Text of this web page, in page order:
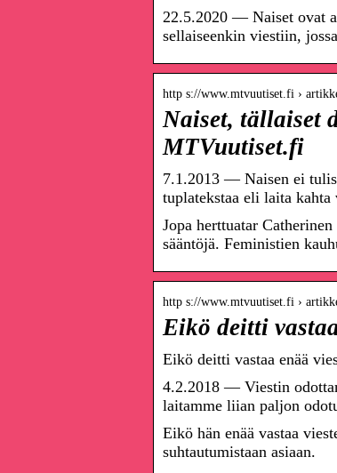
22.5.2020 — Naiset ovat
sellaiseenkin viestiin,
http s://www.mtvuutiset.fi ›
Naiset, tällaiset
MTVuutiset.fi
7.1.2013 — Naisen ei
tuplatekstaa eli laita
Jopa herttuatar
sääntöjä. Feministien
http s://www.mtvuutiset.fi ›
Eikö deitti
Eikö deitti vastaa enää
4.2.2018 — Viestin
laitamme liian paljon
Eikö hän enää vastaa
suhtautumistaan asiaan.